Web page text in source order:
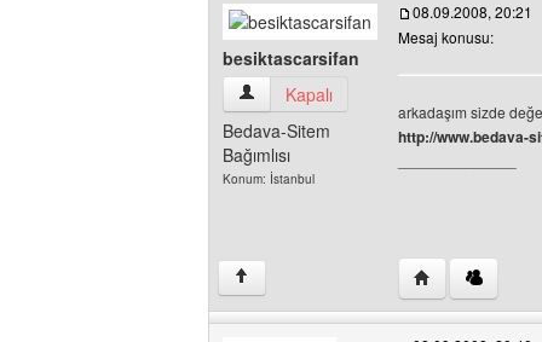
besiktascarsifan
besiktascarsifan Kullanıcının profilini
Kapalı
Bedava-Sitem
Bağımlısı
Konum: İstanbul
08.09.2008, 20:21
Mesaj konusu:
arkadaşım sizde
http://www.bedava-
↑ Yazarın web